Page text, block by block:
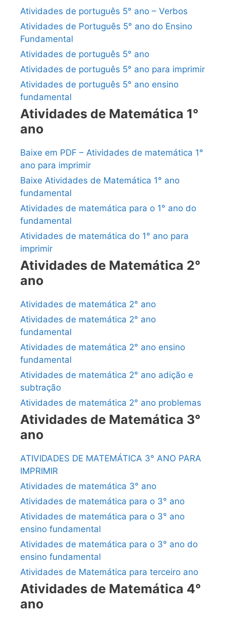
Atividades de português 5° ano – Verbos
Atividades de Português 5° ano do Ensino
Fundamental
Atividades de português 5° ano
Atividades de português 5° ano para imprimir
Atividades de português 5° ano ensino
fundamental
Atividades de Matemática 1°
ano
Baixe em PDF – Atividades de matemática 1°
ano para imprimir
Baixe Atividades de Matemática 1° ano
fundamental
Atividades de matemática para o 1° ano do
fundamental
Atividades de matemática do 1° ano para
imprimir
Atividades de Matemática 2°
ano
Atividades de matemática 2° ano
Atividades de matemática 2° ano
fundamental
Atividades de matemática 2° ano ensino
fundamental
Atividades de matemática 2° ano adição e
subtração
Atividades de matemática 2° ano problemas
Atividades de Matemática 3°
ano
ATIVIDADES DE MATEMÁTICA 3° ANO PARA
IMPRIMIR
Atividades de matemática 3° ano
Atividades de matemática para o 3° ano
Atividades de matemática para o 3° ano
ensino fundamental
Atividades de matemática para o 3° ano do
ensino fundamental
Atividades de Matemática para terceiro ano
Atividades de Matemática 4°
ano